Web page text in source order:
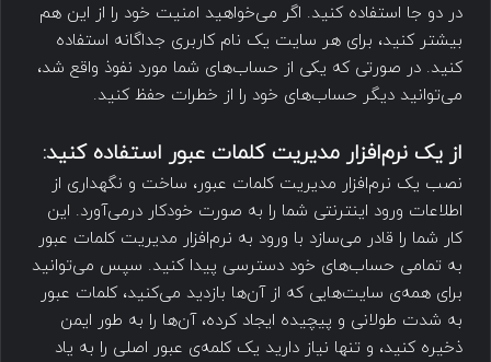
در دو جا استفاده کنید. اگر می‌خواهید امنیت خود را از این هم
بیشتر کنید، برای هر سایت یک نام کاربری جداگانه استفاده
کنید. در صورتی که یکی از حساب‌های شما مورد نفوذ واقع شد،
می‌توانید دیگر حساب‌های خود را از خطرات حفظ کنید.
از یک نرم‌افزار مدیریت کلمات عبور استفاده کنید:
نصب یک نرم‌افزار مدیریت کلمات عبور، ساخت و نگهداری از
اطلاعات ورود اینترنتی شما را به صورت خودکار درمی‌آورد. این
کار شما را قادر می‌سازد با ورود به نرم‌افزار مدیریت کلمات عبور
به تمامی حساب‌های خود دسترسی پیدا کنید. سپس می‌توانید
برای همه‌ی سایت‌هایی که از آن‌ها بازدید می‌کنید، کلمات عبور
به شدت طولانی و پیچیده ایجاد کرده، آن‌ها را به طور ایمن
ذخیره کنید، و تنها نیاز دارید یک کلمه‌ی عبور اصلی را به یاد